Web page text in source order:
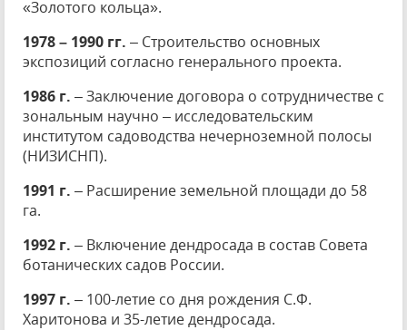
«Золотого кольца».
1978 – 1990 гг. – Строительство основных
экспозиций согласно генерального проекта.
1986 г. – Заключение договора о сотрудничестве с
зональным научно – исследовательским
институтом садоводства нечерноземной полосы
(НИЗИСНП).
1991 г. – Расширение земельной площади до 58
га.
1992 г. – Включение дендросада в состав Совета
ботанических садов России.
1997 г. – 100-летие со дня рождения С.Ф.
Харитонова и 35-летие дендросада.